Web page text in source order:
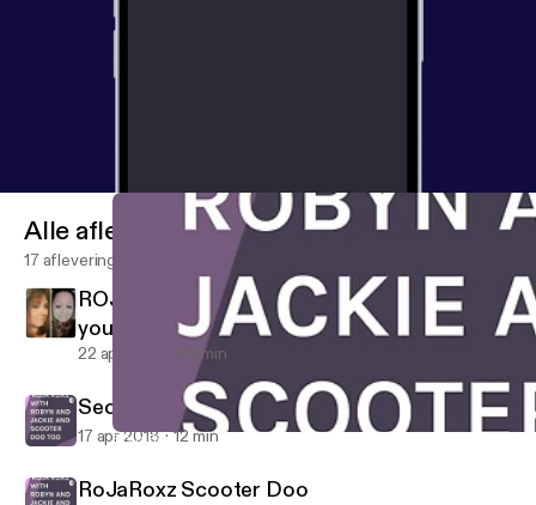
RoJaRoxz Scooter Doo
Alle afleveringen
17 afleveringen
ROJA ROXZ PRESENTS Menapause and
you!! PERRRFECT TOGETHER!!
22 apr 2018 49 min
Secret Agent Bill
17 apr 2018 12 min
RoJaRoxz Scooter Doo